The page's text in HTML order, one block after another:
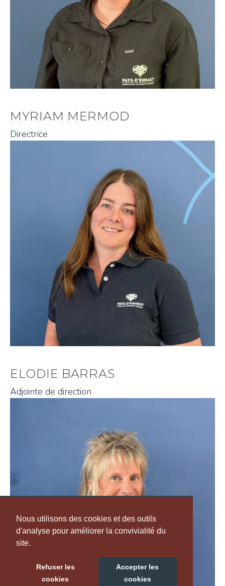
Nous utilisons des cookies et des outils
d'analyse pour améliorer la convivialité du
site.
Refuser les
cookies
Accepter les
cookies
MYRIAM MERMOD
Directrice
ELODIE BARRAS
Adjointe de direction